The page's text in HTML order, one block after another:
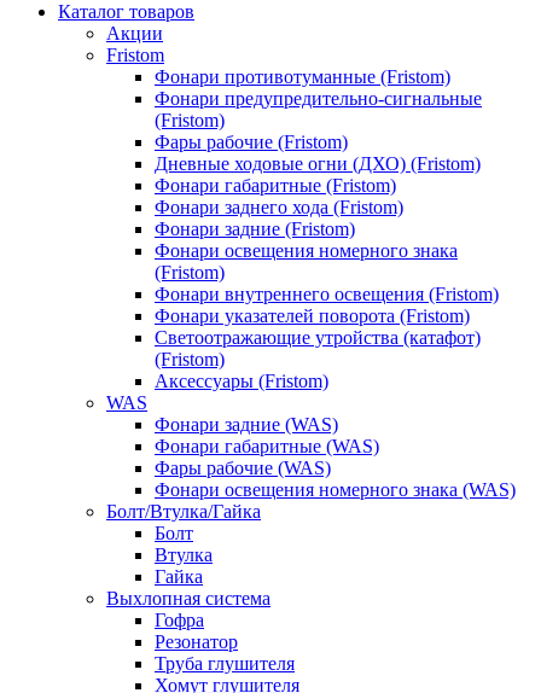
Каталог товаров
Акции
Fristom
Фонари противотуманные (Fristom)
Фонари предупредительно-сигнальные
(Fristom)
Фары рабочие (Fristom)
Дневные ходовые огни (ДХО) (Fristom)
Фонари габаритные (Fristom)
Фонари заднего хода (Fristom)
Фонари задние (Fristom)
Фонари освещения номерного знака
(Fristom)
Фонари внутреннего освещения (Fristom)
Фонари указателей поворота (Fristom)
Светоотражающие утройства (катафот)
(Fristom)
Аксессуары (Fristom)
WAS
Фонари задние (WAS)
Фонари габаритные (WAS)
Фары рабочие (WAS)
Фонари освещения номерного знака (WAS)
Болт/Втулка/Гайка
Болт
Втулка
Гайка
Выхлопная система
Гофра
Резонатор
Труба глушителя
Хомут глушителя